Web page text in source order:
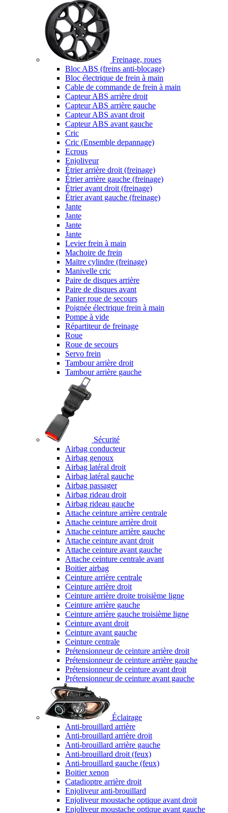
Freinage, roues
Bloc ABS (freins anti-blocage)
Bloc électrique de frein à main
Cable de commande de frein à main
Capteur ABS arrière droit
Capteur ABS arrière gauche
Capteur ABS avant droit
Capteur ABS avant gauche
Cric
Cric (Ensemble depannage)
Ecrous
Enjoliveur
Étrier arrière droit (freinage)
Étrier arrière gauche (freinage)
Étrier avant droit (freinage)
Étrier avant gauche (freinage)
Jante
Jante
Jante
Jante
Levier frein à main
Machoire de frein
Maitre cylindre (freinage)
Manivelle cric
Paire de disques arrière
Paire de disques avant
Panier roue de secours
Poignée électrique frein à main
Pompe à vide
Répartiteur de freinage
Roue
Roue de secours
Servo frein
Tambour arrière droit
Tambour arrière gauche
Sécurité
Airbag conducteur
Airbag genoux
Airbag latéral droit
Airbag latéral gauche
Airbag passager
Airbag rideau droit
Airbag rideau gauche
Attache ceinture arrière centrale
Attache ceinture arrière droit
Attache ceinture arrière gauche
Attache ceinture avant droit
Attache ceinture avant gauche
Attache ceinture centrale avant
Boitier airbag
Ceinture arrière centrale
Ceinture arrière droit
Ceinture arrière droite troisième ligne
Ceinture arrière gauche
Ceinture arrière gauche troisième ligne
Ceinture avant droit
Ceinture avant gauche
Ceinture centrale
Prétensionneur de ceinture arrière droit
Prétensionneur de ceinture arrière gauche
Prétensionneur de ceinture avant droit
Prétensionneur de ceinture avant gauche
Éclairage
Anti-brouillard arrière
Anti-brouillard arrière droit
Anti-brouillard arrière gauche
Anti-brouillard droit (feux)
Anti-brouillard gauche (feux)
Boitier xenon
Catadioptre arrière droit
Enjoliveur anti-brouillard
Enjoliveur moustache optique avant droit
Enjoliveur moustache optique avant gauche